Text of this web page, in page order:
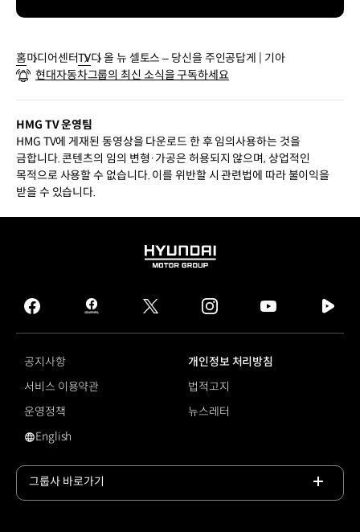
홈미디어센터TV디 올 뉴 셀토스 – 당신을 주인공답게 | 기아
현대자동차그룹의 최신 소식을 구독하세요
HMG TV 운영팀
HMG TV에 게재된 동영상을 다운로드 한 후 임의사용하는 것을
금합니다. 콘텐츠의 임의 변형·가공은 허용되지 않으며, 상업적인
목적으로 사용할 수 없습니다. 이를 위반할 시 관련법에 따라 불이익을
받을 수 있습니다.
HYUNDAI
GROUP
facebook
hmg
journal
twitter instagram
tv
공지사항
개인정보 처리방침
서비스 이용약관
법적고지
운영정책
뉴스레터
영문 사이트로 이동
English
그룹사 바로가기